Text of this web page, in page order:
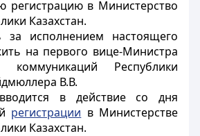
регистрацию в Министерство
Казахстан.
за исполнением настоящего
на первого вице-Министра
Республики
В.В.
в действие со дня
регистрации в Министерстве
Казахстан.